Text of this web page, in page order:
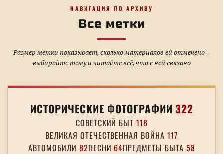
НАВИГАЦИЯ ПО АРХИВУ
Все метки
Размер метки показывает, сколько материалов ей отмечено –
выбирайте тему и читайте всё, что с ней связано
ИСТОРИЧЕСКИЕ ФОТОГРАФИИ 322
СОВЕТСКИЙ БЫТ 118
ВЕЛИКАЯ ОТЕЧЕСТВЕННАЯ ВОЙНА 117
АВТОМОБИЛИ 82ПЕСНИ 64ПРЕДМЕТЫ БЫТА 58